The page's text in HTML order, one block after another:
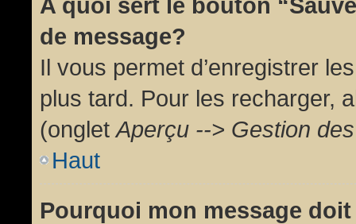
de message?
Il vous permet d’enregistrer
plus tard. Pour les recharger,
(ongletAperçu --> Gestion
Haut
Pourquoi mon message